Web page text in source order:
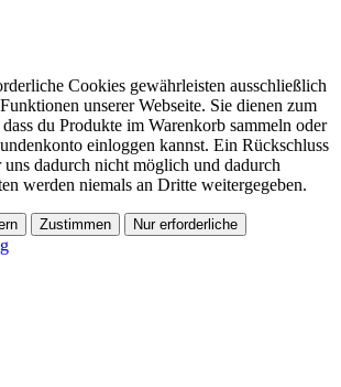
Cookies gewährleisten ausschließlich
unserer Webseite. Sie dienen zum
du Produkte im Warenkorb sammeln oder
einloggen kannst. Ein Rückschluss
dadurch nicht möglich und dadurch
werden niemals an Dritte weitergegeben.
Zustimmen Nur erforderliche